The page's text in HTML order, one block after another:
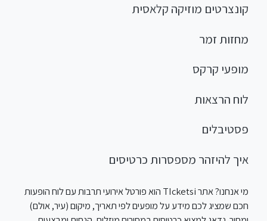
קונצרטים מוזיקה קלאסית
מחזות זמר
מופעי קרקס
לוח הרצאות
פסטיבלים
איך להיזהר מספסרות כרטיסים
מי אנחנו? אתר TIcketsi הוא פורטל אירועי תרבות עם לוח הופעות
חכם שמציג לכם מידע על מופעים לפי תאריך, מיקום (עיר, אולם)